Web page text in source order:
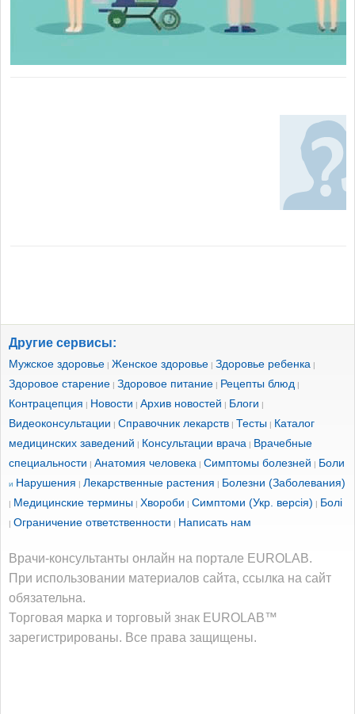
Другие сервисы:
Мужское здоровье | Женское здоровье | Здоровье ребенка |
Здоровое старение | Здоровое питание | Рецепты блюд |
Контрацепция | Новости | Архив новостей | Блоги |
Видеоконсультации | Справочник лекарств | Тесты | Каталог
медицинских заведений | Консультации врача | Врачебные
специальности | Анатомия человека | Симптомы болезней | Боли
и Нарушения | Лекарственные растения | Болезни (Заболевания)
| Медицинские термины | Хвороби | Симптоми (Укр. версія) | Болі
| Ограничение ответственности | Написать нам
Врачи-консультанты онлайн на портале EUROLAB.
При использовании материалов сайта, ссылка на сайт
обязательна.
Торговая марка и торговый знак EUROLAB™
зарегистрированы. Все права защищены.